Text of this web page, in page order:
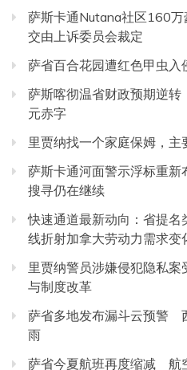
萨斯卡通Nutana社区160
交由上诉委员会裁定
萨省百合花园遭红色甲虫
萨斯喀彻温省财政预期逆
元赤字
里贾纳找一个家庭保姆，主
萨斯卡通河面警示浮标重
搜寻仍在继续
快速通道最新动向：省提
线折射加拿大劳动力需求变
里贾纳警员涉嫌侵犯隐私
与制度改革
萨省多地发布漏斗云预警
雨
萨省今夏航班再度缩减 航